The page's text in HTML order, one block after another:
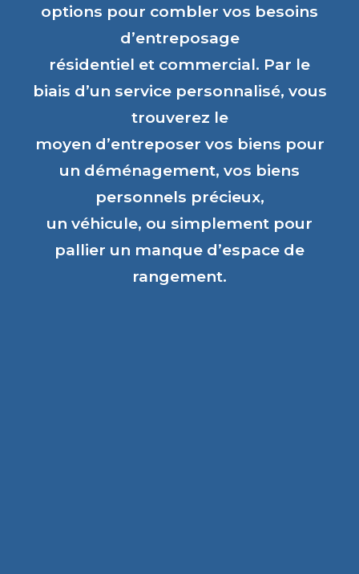
options pour combler vos besoins
d’entreposage
résidentiel et commercial. Par le
biais d’un service personnalisé, vous
trouverez le
moyen d’entreposer vos biens pour
un déménagement, vos biens
personnels précieux,
un véhicule, ou simplement pour
pallier un manque d’espace de
rangement.